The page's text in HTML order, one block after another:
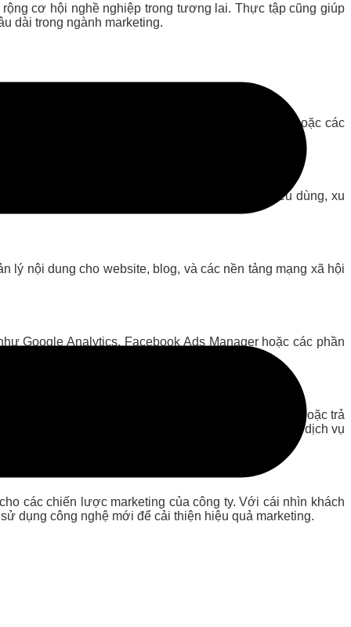
cơ hội nghề nghiệp trong tương lai. Thực tập cũng giúp
dài trong ngành marketing.
nền tảng truyền thông xã hội, email marketing, hoặc các
đến triển khai.
thập và phân tích dữ liệu về hành vi người tiêu dùng, xu
lý nội dung cho website, blog, và các nền tảng mạng xã hội
Google Analytics, Facebook Ads Manager hoặc các phần
thiện.
qua email marketing, chương trình khuyến mãi, hoặc trả
phản hồi của khách hàng để cải thiện sản phẩm và dịch vụ
các chiến lược marketing của công ty. Với cái nhìn khách
dụng công nghệ mới để cải thiện hiệu quả marketing.